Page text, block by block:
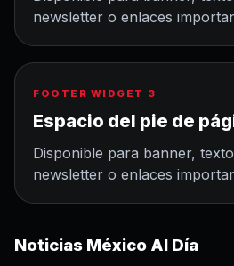
newsletter o enlaces
FOOTER WIDGET 3
Espacio del pie de
Disponible para banner,
newsletter o enlaces
Noticias México Al Día